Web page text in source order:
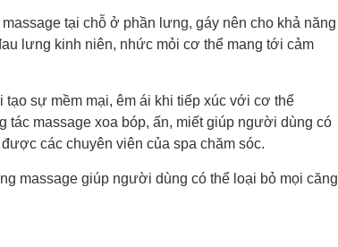
tại chỗ ở phần lưng, gáy nên cho khả năng
lưng kinh niên, nhức mỏi cơ thể mang tới cảm
sự mềm mại, êm ái khi tiếp xúc với cơ thể
massage xoa bóp, ấn, miết giúp người dùng có
các chuyên viên của spa chăm sóc.
massage giúp người dùng có thể loại bỏ mọi căng